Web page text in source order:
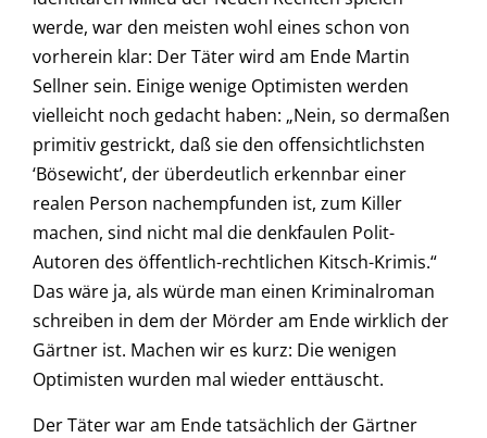
werde, war den meisten wohl eines schon von
vorherein klar: Der Täter wird am Ende Martin
Sellner sein. Einige wenige Optimisten werden
vielleicht noch gedacht haben: „Nein, so dermaßen
primitiv gestrickt, daß sie den offensichtlichsten
‘Bösewicht’, der überdeutlich erkennbar einer
realen Person nachempfunden ist, zum Killer
machen, sind nicht mal die denkfaulen Polit-
Autoren des öffentlich-rechtlichen Kitsch-Krimis.“
Das wäre ja, als würde man einen Kriminalroman
schreiben in dem der Mörder am Ende wirklich der
Gärtner ist. Machen wir es kurz: Die wenigen
Optimisten wurden mal wieder enttäuscht.
Der Täter war am Ende tatsächlich der Gärtner